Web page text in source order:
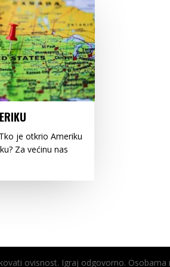
je otkrio Ameriku
Za većinu nas
ovisnost. Igraj odgovorno.